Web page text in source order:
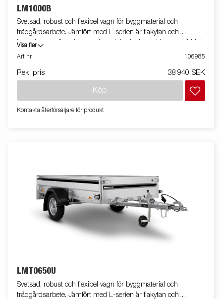
LM1000B
Svetsad, robust och flexibel vagn för byggmaterial och
trädgårdsarbete. Jämfört med L-serien är flakytan och
kapaciteten större. Utrustad med tippfunktion. Vagnen på bilden
kan vara extrautrustad.
Visa fler
Art nr
106985
Rek. pris 38 940 SEK
Köp
Kontakta återförsäljare för produkt
LMT0650U
Svetsad, robust och flexibel vagn för byggmaterial och
trädgårdsarbete. Jämfört med L-serien är flakytan och